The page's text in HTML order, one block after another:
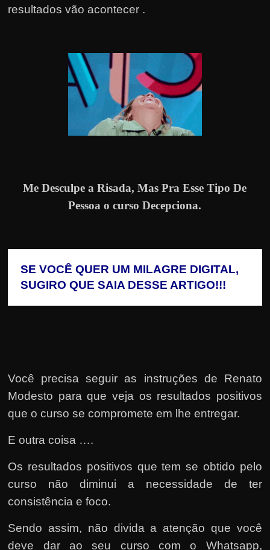
resultados vão acontecer .
Me Desculpe a Risada, Mas Pra Esse Tipo De
Pessoa o curso Decepciona.
SE VOCÊ QUER UM MILAGRE DIGITAL,
SUGIRO QUE SAIA DESSE ARTIGO!!!
Você precisa seguir as instruções de Renato
Modesto para que veja os resultados positivos
que o curso se compromete em lhe entregar.
E outra coisa ….
Os resultados positivos que tem se obtido pelo
curso não diminui a necessidade de ter
consistência e foco.
Sendo assim, não divida a atenção que você
deve dar ao seu curso com o Whatsapp,